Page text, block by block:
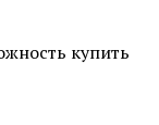
купить